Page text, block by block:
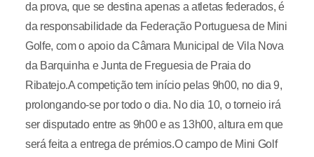
da prova, que se destina apenas a atletas federados, é
da responsabilidade da Federação Portuguesa de Mini
Golfe, com o apoio da Câmara Municipal de Vila Nova
da Barquinha e Junta de Freguesia de Praia do
Ribatejo.A competição tem início pelas 9h00, no dia 9,
prolongando-se por todo o dia. No dia 10, o torneio irá
ser disputado entre as 9h00 e as 13h00, altura em que
será feita a entrega de prémios.O campo de Mini Golf